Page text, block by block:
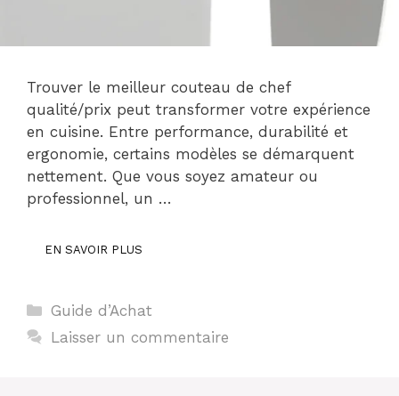
Trouver le meilleur couteau de chef
qualité/prix peut transformer votre expérience
en cuisine. Entre performance, durabilité et
ergonomie, certains modèles se démarquent
nettement. Que vous soyez amateur ou
professionnel, un …
EN SAVOIR PLUS
Catégories
Guide d’Achat
Laisser un commentaire